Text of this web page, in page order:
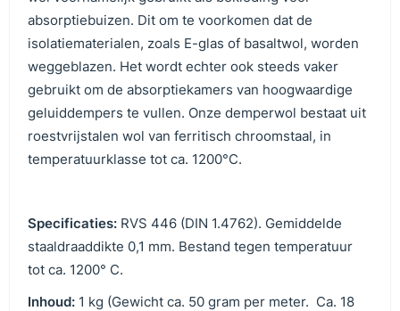
absorptiebuizen. Dit om te voorkomen dat de
isolatiematerialen, zoals E-glas of basaltwol, worden
weggeblazen. Het wordt echter ook steeds vaker
gebruikt om de absorptiekamers van hoogwaardige
geluiddempers te vullen. Onze demperwol bestaat uit
roestvrijstalen wol van ferritisch chroomstaal, in
temperatuurklasse tot ca. 1200°C.
Specificaties: RVS 446 (DIN 1.4762). Gemiddelde
staaldraaddikte 0,1 mm. Bestand tegen temperatuur
tot ca. 1200° C.
Inhoud: 1 kg (Gewicht ca. 50 gram per meter. Ca. 18